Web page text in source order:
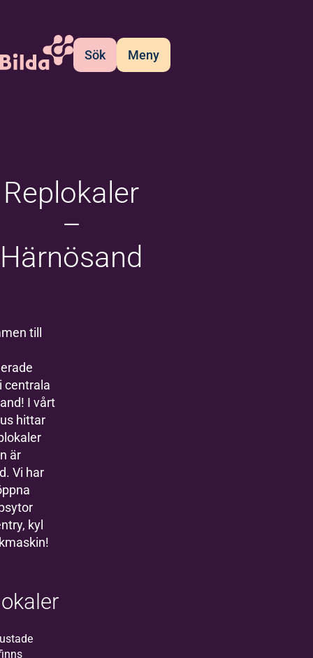
Sök Meny
Replokaler
–
Härnösand
till
centrala
I vårt
hittar
är
Vi har
kyl